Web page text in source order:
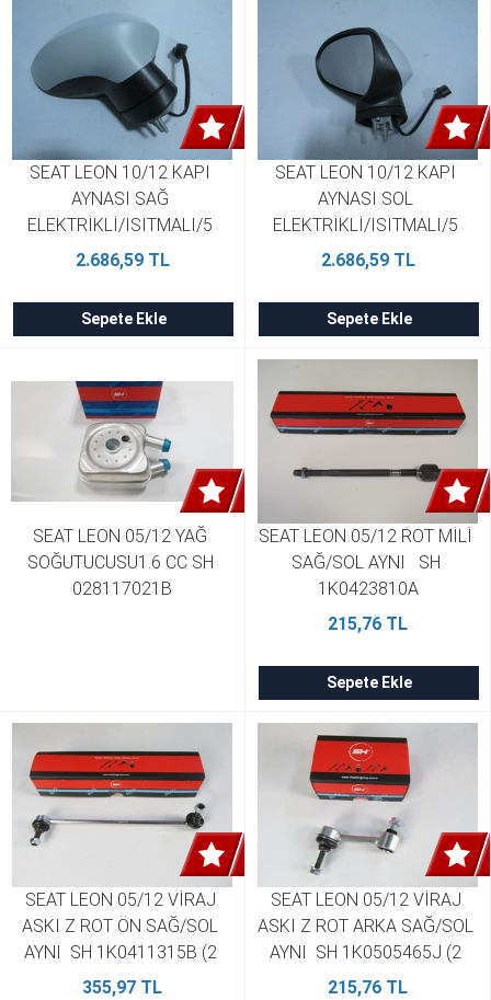
SEAT LEON 10/12 KAPI
AYNASI SAĞ
ELEKTRİKLİ/ISITMALI/5
FİŞLİ/GRİ KAPAKLI MANUEL
2.686,59 TL
Sepete Ekle
SEAT LEON 10/12 KAPI
AYNASI SOL
ELEKTRİKLİ/ISITMALI/5
FİŞLİ/GRİ KAPAKLI MANUEL
2.686,59 TL
Sepete Ekle
SEAT LEON 05/12 YAĞ
SOĞUTUCUSU1.6 CC SH
028117021B
SEAT LEON 05/12 ROT MİLİ
SAĞ/SOL AYNI   SH
1K0423810A
215,76 TL
Sepete Ekle
SEAT LEON 05/12 VİRAJ
ASKI Z ROT ÖN SAĞ/SOL
AYNI  SH 1K0411315B (2
Adet)
355,97 TL
SEAT LEON 05/12 VİRAJ
ASKI Z ROT ARKA SAĞ/SOL
AYNI  SH 1K0505465J (2
Adet)
215,76 TL